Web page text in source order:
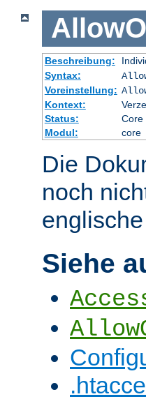
Beschreibung:
Syntax:
Voreinstellung:
Kontext:
Status:
Core
Modul:
core
Die
noch
Siehe